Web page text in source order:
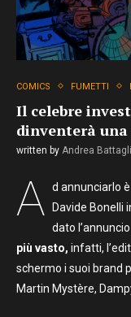
COMICS FUMETTI
Il celebre
dinventerà una
written by Andrea
A d annunciarlo
Davide Bonelli
dato
più vasto, infatti,
schermo i suoi brand
Martin Mystère,